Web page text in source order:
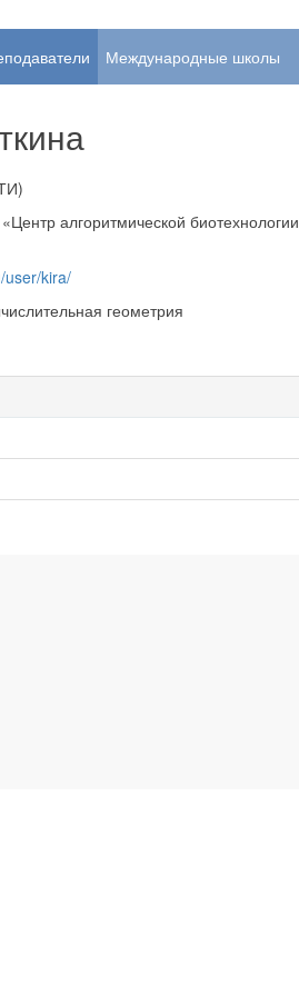
Международные школы
Центр алгоритмической биотехнологии
user/kira/
геометрия